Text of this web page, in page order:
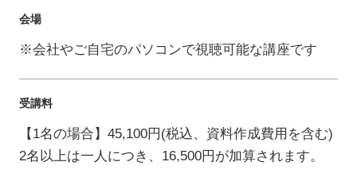
会場
※会社やご自宅のパソコンで視聴可能な講座です
受講料
【1名の場合】45,100円(税込、資料作成費用を含む)
2名以上は一人につき、16,500円が加算されます。